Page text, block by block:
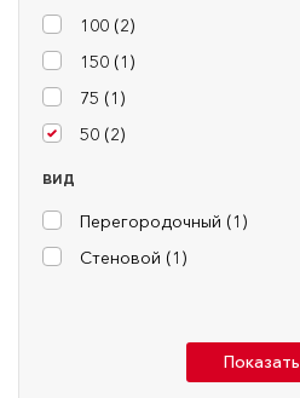
100 (2)
150 (1 )
75 (1 )
50 (2)
ВИД
Перегородочный (1 )
Стеновой (1 )
Показать